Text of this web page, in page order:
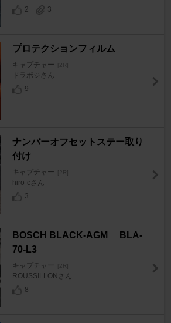
2
3
プロテクションフィルム
キャプチャー [2R]
ドラポジさん
9
ナンバーオフセットステー取り
付け
キャプチャー [2R]
hiro-cさん
3
BOSCH BLACK-AGM BLA-
70-L3
キャプチャー [2R]
ROUSSILLONさん
8